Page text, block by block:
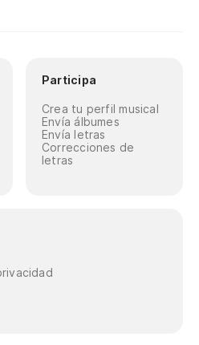
Participa
Crea tu perfil musical
Envía álbumes
Envía letras
Correcciones de
letras